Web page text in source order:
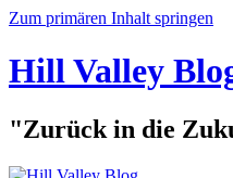
Zum primären Inhalt springen
Hill Valley
"Zurück in die